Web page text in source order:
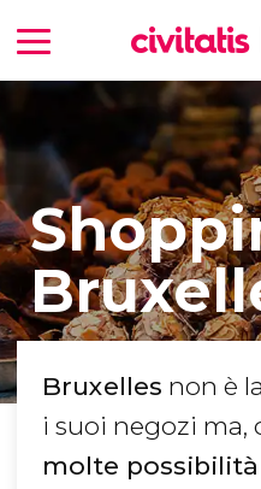
Bruxelles non è
i suoi negozi ma,
molte